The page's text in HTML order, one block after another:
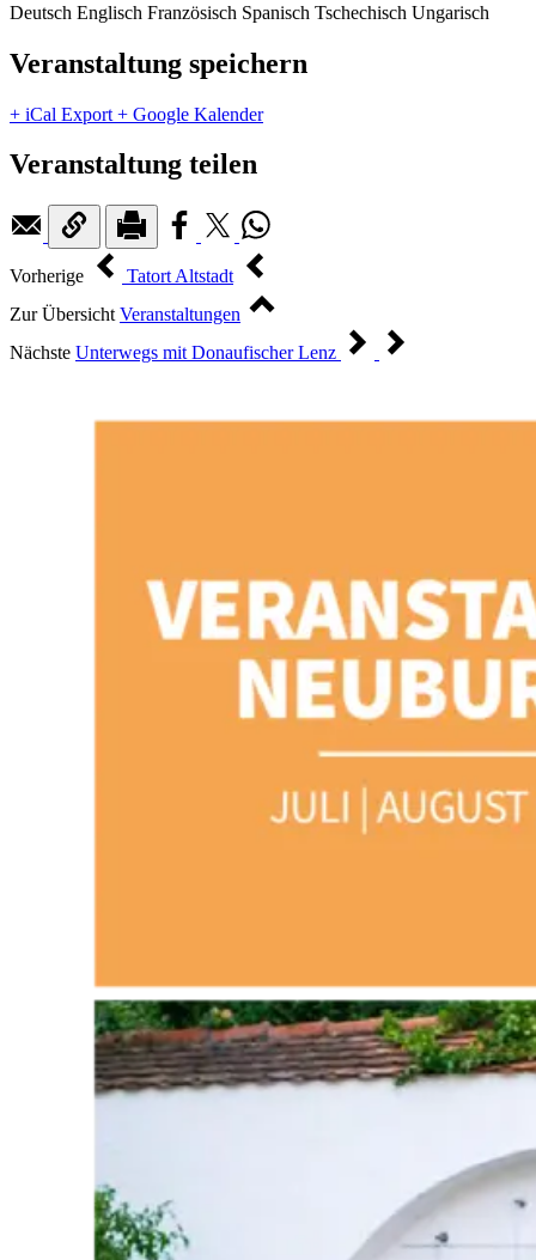
Deutsch Englisch Französisch Spanisch Tschechisch Ungarisch
Veranstaltung speichern
+ iCal Export + Google Kalender
Veranstaltung teilen
Vorherige
Tatort Altstadt
Zur Übersicht Veranstaltungen
Nächste Unterwegs mit Donaufischer Lenz